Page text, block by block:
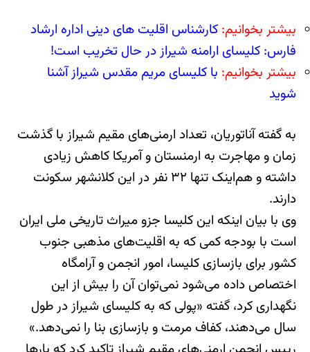
بیشتر بخوانیم: کارشناس اقلیت های دینی اداره ارشاد
فارس: کلیسای ارامنه شیراز در حال تخریب است!
بیشتر بخوانیم: با کلیسای مریم مقدس شیراز آشنا
شوید
به گفته آناتوریان، تعداد ارمنی‌های مقیم شیراز با گذشت
زمان و مهاجرت به ارمنستان و آمریکا کاهش زیادی
داشته و هم‌اینک تنها ٣٢ نفر در این کلانشهر سکونت
دارند.
وی با بیان اینکه این کلیسا جزو میراث تاریخی ملی ایران
است با بودجه کمی که به اقلیت‌های مذهبی جنوب
کشور برای بازسازی کلیسا، امور انجمن و آرامگاه
اختصاص داده می‌شود نمی‌توان آن را بیش از این
نگهداری کرد، گفته «پولی که به کلیسای شیراز در طول
سال می‌دهند، کفاف مرمت و بازسازی بنا را نمی‌دهد.»